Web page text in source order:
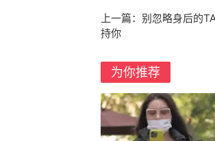
内心强大：玻璃心的解
为什么容易受伤？
力和底气时，外界的评
上一篇： 别忽略身后的
持你
为你推荐